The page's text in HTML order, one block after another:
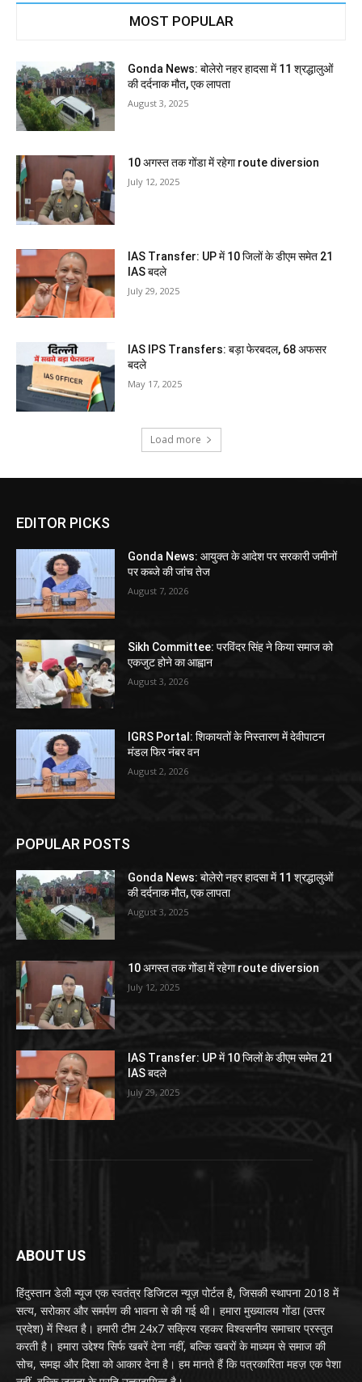
MOST POPULAR
Gonda News: बोलेरो नहर हादसा में 11 श्रद्धालुओं
की दर्दनाक मौत, एक लापता
August 3, 2025
10 अगस्त तक गोंडा में रहेगा route diversion
July 12, 2025
IAS Transfer: UP में 10 जिलों के डीएम समेत 21
IAS बदले
July 29, 2025
IAS IPS Transfers: बड़ा फेरबदल, 68 अफसर
बदले
May 17, 2025
Load more
EDITOR PICKS
Gonda News: आयुक्त के आदेश पर सरकारी जमीनों
पर कब्जे की जांच तेज
August 7, 2026
Sikh Committee: परविंदर सिंह ने किया समाज को
एकजुट होने का आह्वान
August 3, 2026
IGRS Portal: शिकायतों के निस्तारण में देवीपाटन
मंडल फिर नंबर वन
August 2, 2026
POPULAR POSTS
Gonda News: बोलेरो नहर हादसा में 11 श्रद्धालुओं
की दर्दनाक मौत, एक लापता
August 3, 2025
10 अगस्त तक गोंडा में रहेगा route diversion
July 12, 2025
IAS Transfer: UP में 10 जिलों के डीएम समेत 21
IAS बदले
July 29, 2025
ABOUT US
हिंदुस्तान डेली न्यूज एक स्वतंत्र डिजिटल न्यूज़ पोर्टल है, जिसकी स्थापना 2018 में
सत्य, सरोकार और समर्पण की भावना से की गई थी। हमारा मुख्यालय गोंडा (उत्तर
प्रदेश) में स्थित है। हमारी टीम 24x7 सक्रिय रहकर विश्वसनीय समाचार प्रस्तुत
करती है। हमारा उद्देश्य सिर्फ खबरें देना नहीं, बल्कि खबरों के माध्यम से समाज की
सोच, समझ और दिशा को आकार देना है। हम मानते हैं कि पत्रकारिता महज़ एक पेशा